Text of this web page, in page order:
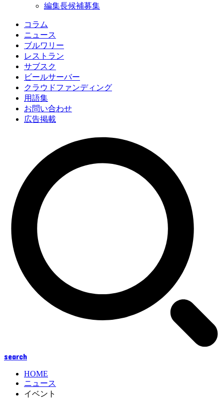
編集長候補募集
コラム
ニュース
ブルワリー
レストラン
サブスク
ビールサーバー
クラウドファンディング
用語集
お問い合わせ
広告掲載
search
HOME
ニュース
イベント